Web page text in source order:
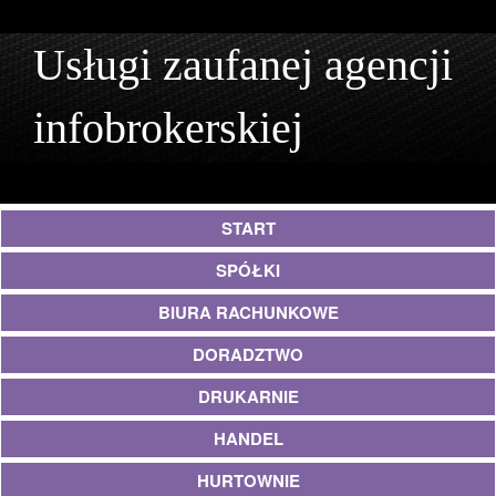
Usługi zaufanej agencji
infobrokerskiej
START
SPÓŁKI
BIURA RACHUNKOWE
DORADZTWO
DRUKARNIE
HANDEL
HURTOWNIE